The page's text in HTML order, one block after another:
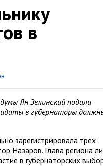
в
Ян Зелинский подали
в губернаторы
зарегистрировала трех
Назаров. Глава региона
в губернаторских